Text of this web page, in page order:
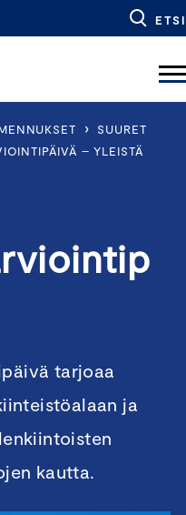
ETSI
›
SUURET
– YLEISTÄ
tarjoaa
ja
kautta.